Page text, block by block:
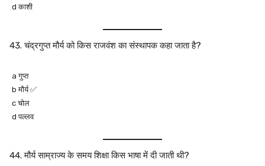
d काशी
चंद्रगुप्त मौर्य को किस राजवंश का संस्थापक कहा जाता है?
a गुप्त
b मौर्य ✅
c चोल
d पल्लव
मौर्य साम्राज्य के समय शिक्षा किस भाषा में दी जाती थी?